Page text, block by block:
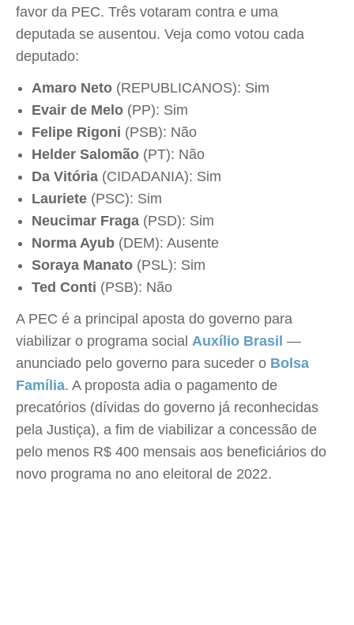
favor da PEC. Três votaram contra e uma
deputada se ausentou. Veja como votou cada
deputado:
Amaro Neto (REPUBLICANOS): Sim
Evair de Melo (PP): Sim
Felipe Rigoni (PSB): Não
Helder Salomão (PT): Não
Da Vitória (CIDADANIA): Sim
Lauriete (PSC): Sim
Neucimar Fraga (PSD): Sim
Norma Ayub (DEM): Ausente
Soraya Manato (PSL): Sim
Ted Conti (PSB): Não
A PEC é a principal aposta do governo para
viabilizar o programa social Auxílio Brasil —
anunciado pelo governo para suceder o Bolsa
Família. A proposta adia o pagamento de
precatórios (dívidas do governo já reconhecidas
pela Justiça), a fim de viabilizar a concessão de
pelo menos R$ 400 mensais aos beneficiários do
novo programa no ano eleitoral de 2022.